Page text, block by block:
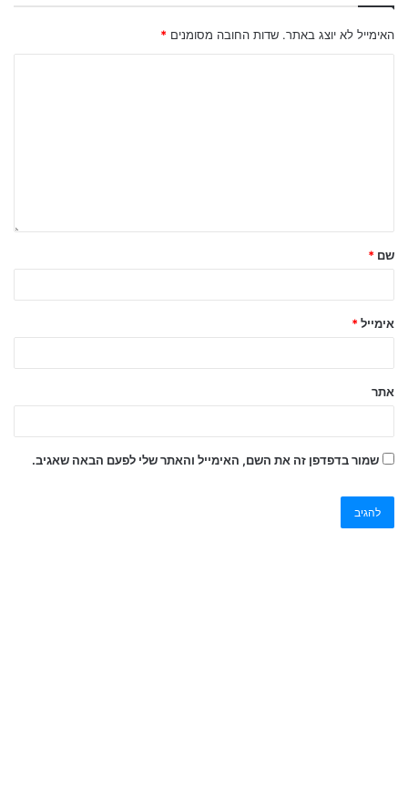
האימייל לא יוצג באתר. שדות החובה מסומנים *
שם *
אימייל *
אתר
שמור בדפדפן זה את השם, האימייל והאתר שלי לפעם הבאה שאגיב.